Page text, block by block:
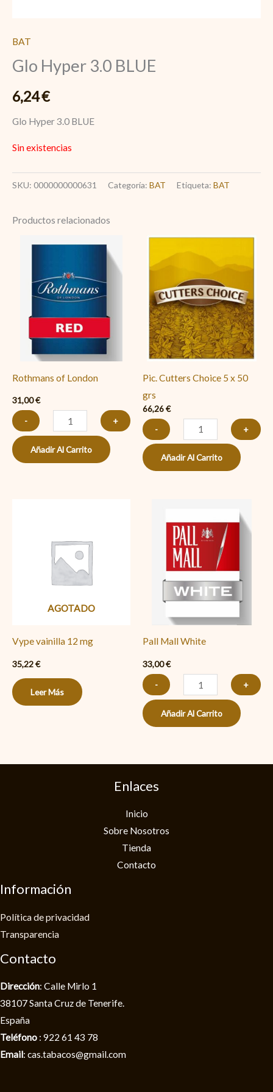
BAT
Glo Hyper 3.0 BLUE
6,24€
Glo Hyper 3.0 BLUE
Sin existencias
SKU: 0000000000631 Categoría: BAT Etiqueta: BAT
Productos relacionados
Rothmans of London
31,00€
-
Rothmans
London
cantidad
+
Añadir Al Carrito
Pic. Cutters Choice 5 x 50
grs
66,26€
-
Cutters
Choice
5
x
50
grs
cantidad
+
Añadir Al Carrito
AGOTADO
Vype vainilla 12 mg
35,22€
Leer Más
Pall Mall White
33,00€
-
Mall
White
cantidad
+
Añadir Al Carrito
Enlaces
Inicio
Sobre Nosotros
Tienda
Contacto
Información
Política de privacidad​
Transparencia
Contacto
Dirección: Calle Mirlo 1
38107 Santa Cruz de Tenerife.
España
Teléfono : 922 61 43 78
Email: cas.tabacos@gmail.com